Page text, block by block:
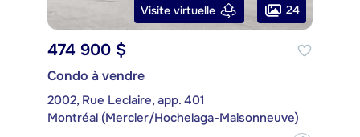
Visite virtuelle 24
474 900 $
Condo à vendre
2002, Rue Leclaire, app. 401
Montréal (Mercier/Hochelaga-Maisonneuve)